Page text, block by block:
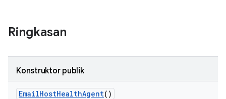
Ringkasan
Konstruktor publik
EmailHostHealthAgent()